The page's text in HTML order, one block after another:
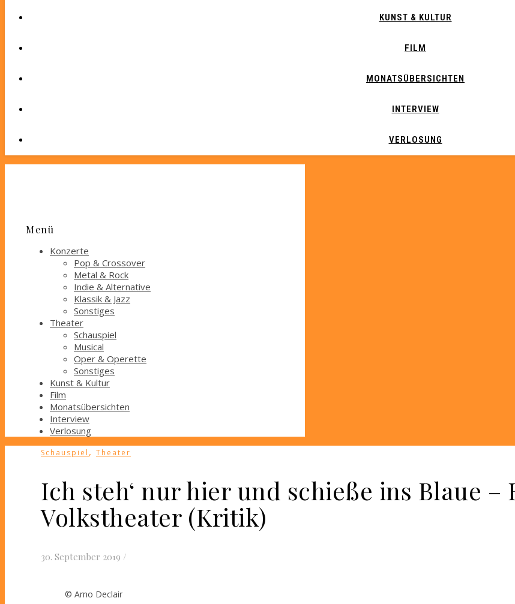
KUNST & KULTUR
FILM
MONATSÜBERSICHTEN
INTERVIEW
VERLOSUNG
Menü
Konzerte
Pop & Crossover
Metal & Rock
Indie & Alternative
Klassik & Jazz
Sonstiges
Theater
Schauspiel
Musical
Oper & Operette
Sonstiges
Kunst & Kultur
Film
Monatsübersichten
Interview
Verlosung
Schauspiel , Theater
Ich steh‘ nur hier und schieße ins Blaue –
Volkstheater (Kritik)
30. September 2019 /
© Arno Declair